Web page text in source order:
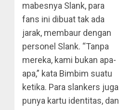
mabesnya Slank, para
fans ini dibuat tak ada
jarak, membaur dengan
personel Slank. “Tanpa
mereka, kami bukan apa-
apa,” kata Bimbim suatu
ketika. Para slankers juga
punya kartu identitas, dan